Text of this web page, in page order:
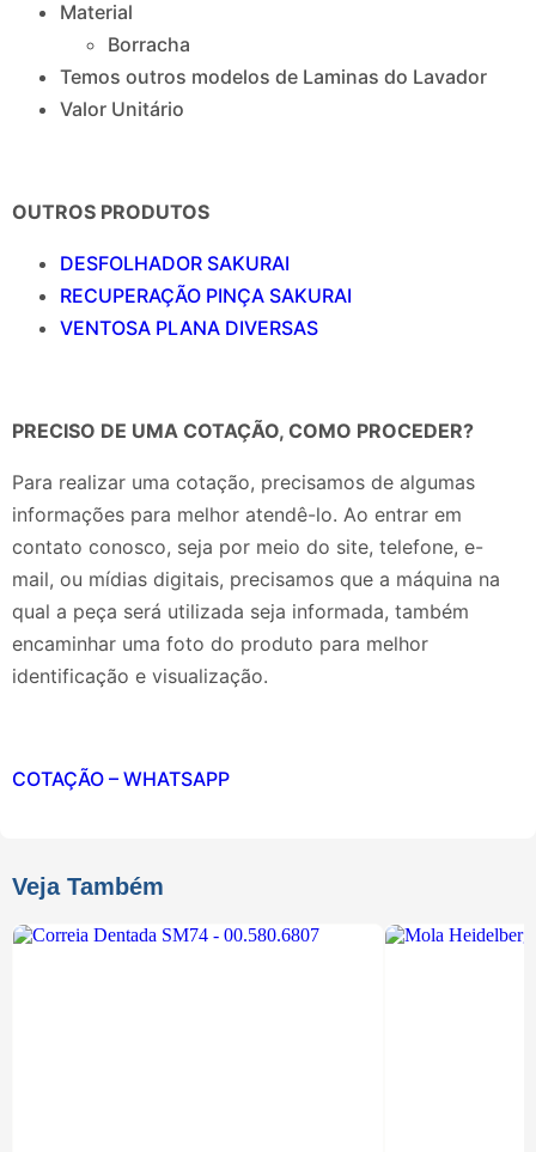
Material
Borracha
Temos outros modelos de Laminas do Lavador
Valor Unitário
OUTROS PRODUTOS
DESFOLHADOR SAKURAI
RECUPERAÇÃO PINÇA SAKURAI
VENTOSA PLANA DIVERSAS
PRECISO DE UMA COTAÇÃO, COMO PROCEDER?
Para realizar uma cotação, precisamos de algumas
informações para melhor atendê-lo. Ao entrar em
contato conosco, seja por meio do site, telefone, e-
mail, ou mídias digitais, precisamos que a máquina na
qual a peça será utilizada seja informada, também
encaminhar uma foto do produto para melhor
identificação e visualização.
COTAÇÃO – WHATSAPP
Veja Também